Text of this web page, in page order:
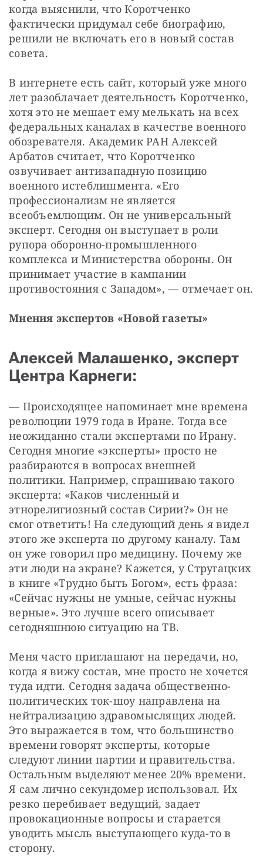
когда выяснили, что Коротченко
фактически придумал себе биографию,
решили не включать его в новый состав
совета.
В интернете есть сайт, который уже много
лет разоблачает деятельность Коротченко,
хотя это не мешает ему мелькать на всех
федеральных каналах в качестве военного
обозревателя. Академик РАН Алексей
Арбатов считает, что Коротченко
озвучивает антизападную позицию
военного истеблишмента. «Его
профессионализм не является
всеобъемлющим. Он не универсальный
эксперт. Сегодня он выступает в роли
рупора оборонно-промышленного
комплекса и Министерства обороны. Он
принимает участие в кампании
противостояния с Западом», — отмечает он.
Мнения экспертов «Новой газеты»
Алексей Малашенко, эксперт
Центра Карнеги:
— Происходящее напоминает мне времена
революции 1979 года в Иране. Тогда все
неожиданно стали экспертами по Ирану.
Сегодня многие «эксперты» просто не
разбираются в вопросах внешней
политики. Например, спрашиваю такого
эксперта: «Каков численный и
этнорелигиозный состав Сирии?» Он не
смог ответить! На следующий день я видел
этого же эксперта по другому каналу. Там
он уже говорил про медицину. Почему же
эти люди на экране? Кажется, у Стругацких
в книге «Трудно быть Богом», есть фраза:
«Сейчас нужны не умные, сейчас нужны
верные». Это лучше всего описывает
сегодняшнюю ситуацию на ТВ.
Меня часто приглашают на передачи, но,
когда я вижу состав, мне просто не хочется
туда идти. Сегодня задача общественно-
политических ток-шоу направлена на
нейтрализацию здравомыслящих людей.
Это выражается в том, что большинство
времени говорят эксперты, которые
следуют линии партии и правительства.
Остальным выделяют менее 20% времени.
Я сам лично секундомер использовал. Их
резко перебивает ведущий, задает
провокационные вопросы и старается
уводить мысль выступающего куда-то в
сторону.